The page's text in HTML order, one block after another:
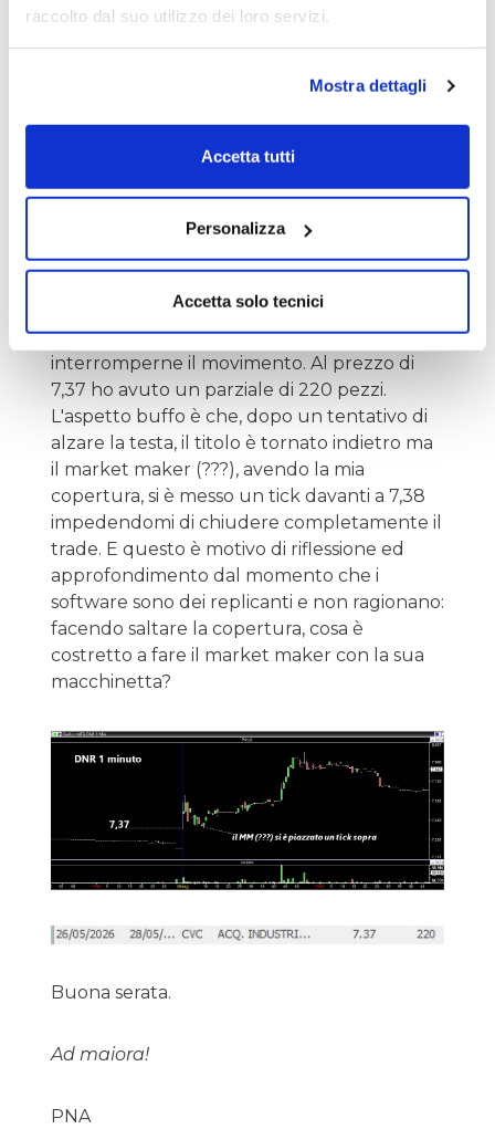
raccolto dal suo utilizzo dei loro servizi.
Mostra dettagli
Accetta tutti
Personalizza
Accetta solo tecnici
risultano la "nostra" controparte: se io
compro lui vende.
il mercato ma anche per rallentarne il flusso
(non va fatto).
Un esempio su un micro trade fatto in
De Nora per riacquistarla inizialmente a 7,37
euro dove ad occhio il software cercava di
interromperne il movimento. Al prezzo di
7,37 ho avuto un parziale di 220 pezzi.
L'aspetto buffo è che, dopo un tentativo di
alzare la testa, il titolo è tornato indietro ma
il market maker (???), avendo la mia
copertura, si è messo un tick davanti a 7,38
impedendomi di chiudere completamente il
trade. E questo è motivo di riflessione ed
approfondimento dal momento che i
software sono dei replicanti e non ragionano:
facendo saltare la copertura, cosa è
costretto a fare il market maker con la sua
macchinetta?
Buona serata.
Ad maiora!
PNA